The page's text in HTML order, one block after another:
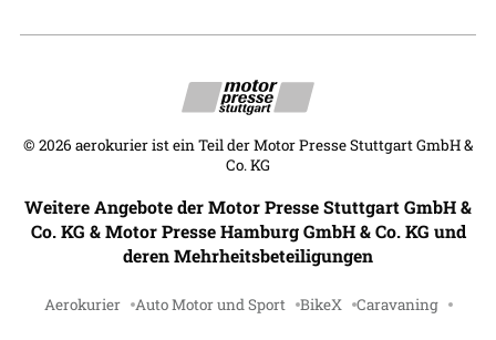
© 2026 aerokurier ist ein Teil der Motor Presse Stuttgart GmbH &
Co. KG
Weitere Angebote der Motor Presse Stuttgart GmbH &
Co. KG & Motor Presse Hamburg GmbH & Co. KG und
deren Mehrheitsbeteiligungen
Aerokurier Auto Motor und Sport BikeX Caravaning